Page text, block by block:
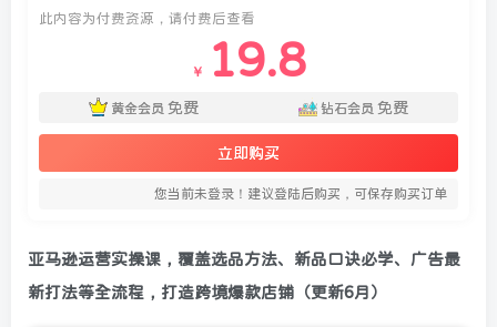
此内容为付费资源，请付费后查看
￥ 19.8
黄金会员 免费 钻石会员 免费
立即购买
您当前未登录！建议登陆后购买，可保存购买订单
亚马逊运营实操课 ，覆盖选品方法、新品口诀必学、广告最
新打法等全流程，打造跨境爆款店铺（更新6月）